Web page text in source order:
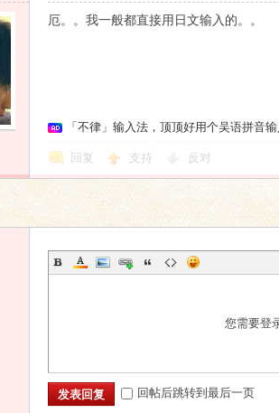
厄。。我一般都直接用日文输入的。。
「不律」输入法，顶顶好用个吴语拼音
回复 支持 反对
您需要登
发表回复 回帖后跳转到最后一页